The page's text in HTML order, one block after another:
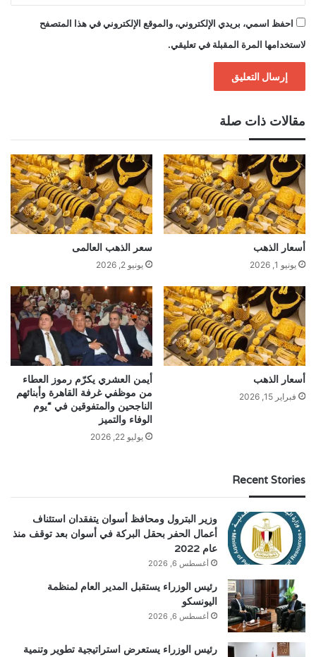
احفظ اسمي، بريدي الإلكتروني، والموقع الإلكتروني في هذا المتصفح
لاستخدامها المرة المقبلة في تعليقي.
مقالات ذات صلة
أسعار الذهب
يونيو 1, 2026
سعر الذهب العالمى
يونيو 2, 2026
أسعار الذهب
فبراير 15, 2026
أيمن العشري يكرّم رموز العطاء
من موظفي غرفة القاهرة وأبنائهم
الناجحين والمتفوقين في “يوم
الوفاء والتميز
يوليو 22, 2026
Recent Stories
وزير البترول ومحافظ أسوان يتفقدان استئناف
أعمال الحفر بحقل البركة في أسوان بعد توقف منذ
عام 2022
أغسطس 6, 2026
رئيس الوزراء يستقبل المدير العام لمنظمة
اليونسكو
أغسطس 6, 2026
رئيس الوزراء يستعرض استراتيجية تطوير وتنمية